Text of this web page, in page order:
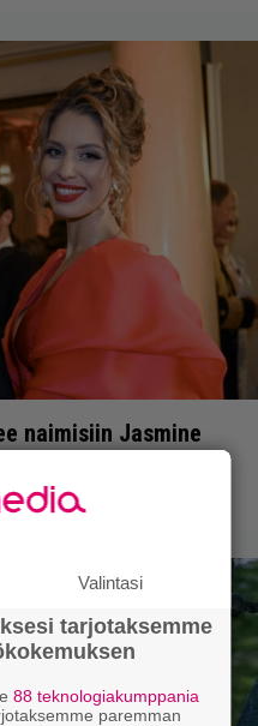
naimisiin Jasmine
Valintasi
tarjotaksemme
88 teknologiakumppania
paremman